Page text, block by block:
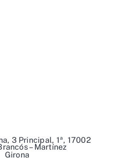
– Martínez
3 Principal, 1ª, 17002
Girona